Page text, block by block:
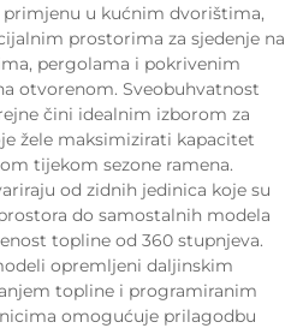
u kućnim dvorištima,
prostorima za sjedenje na
pergolama i pokrivenim
otvorenom. Sveobuhvatnost
čini idealnim izborom za
žele maksimizirati kapacitet
tijekom sezone ramena.
od zidnih jedinica koje su
do samostalnih modela
topline od 360 stupnjeva.
opremljeni daljinskim
topline i programiranim
omogućuje prilagodbu